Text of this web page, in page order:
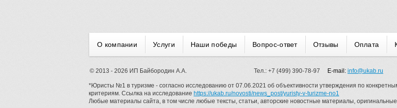
О компании Услуги Наши победы Вопрос-ответ Отзывы Оплата
© 2013 - 2026 ИП Байбородин А.А. Тел.: +7 (499) 390-78-97 E-mail: info@ukab.ru
*Юристы №1 в туризме - согласно исследованию от 07.06.2021 об объективности утверждения по
критериям. Ссылка на исследование https://ukab.ru/novosti/news_post/yuristy-v-turizme-no1
Любые материалы сайта, в том числе любые тексты, статьи, авторские новостные материалы, оригинальные